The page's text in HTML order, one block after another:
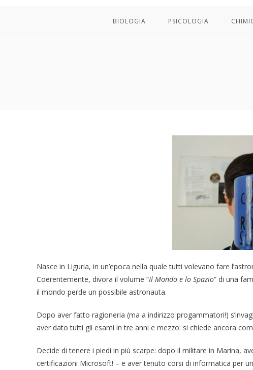
BIOLOGIA PSICOLOGIA
Nasce in Liguria, in un’epoca nella quale tutti volevano fare
Coerentemente, divora il volume “Il Mondo e lo Spazio” di una
il mondo perde un possibile astronauta.
Dopo aver fatto ragioneria (ma a indirizzo progammatori!)
aver dato tutti gli esami in tre anni e mezzo: si chiede ancora
Decide di tenere i piedi in più scarpe: dopo il militare in Marina,
certificazioni Microsoft! – e aver tenuto corsi di informatica per